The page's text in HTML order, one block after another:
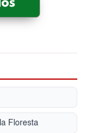
Floresta